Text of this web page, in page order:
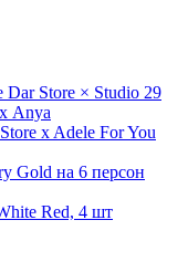
Dar Store × Studio 29
Anya
x Adele For You
Gold на 6 персон
Red, 4 шт